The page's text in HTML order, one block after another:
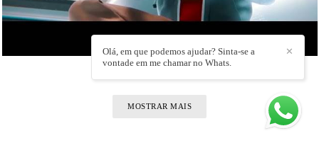
MOSTRAR MAIS
✕
Olá, em que podemos ajudar? Sinta-se a
vontade em me chamar no Whats.